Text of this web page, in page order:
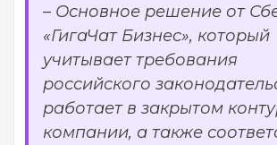
– Основное решение от
«ГигаЧат Бизнес», который
учитывает требования
российского
работает в закрытом
компании, а также